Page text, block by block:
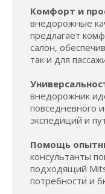
Комфорт и
внедорожные
предлагает
салон,
так и для
внедорожник
повседневного
экспедиций и
Помощь
консультанты
подходящий
потребности и